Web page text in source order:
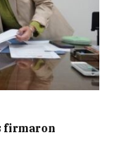
firmaron